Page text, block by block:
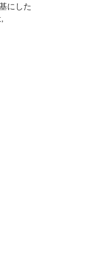
にした